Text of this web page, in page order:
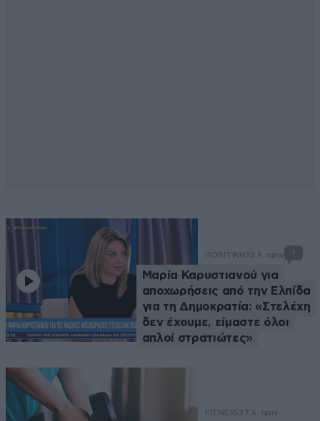
ΠΟΛΙΤΙΚΗ33 λ. πριν 1
Μαρία Καρυστιανού για
αποχωρήσεις από την Ελπίδα
για τη Δημοκρατία: «Στελέχη
δεν έχουμε, είμαστε όλοι
απλοί στρατιώτες»
FITNESS37 λ. πριν